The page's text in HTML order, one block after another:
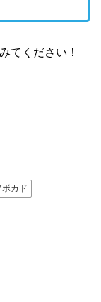
てください！
ボカド